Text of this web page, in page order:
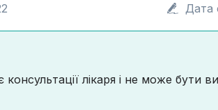
Дата
лікаря і не може бути